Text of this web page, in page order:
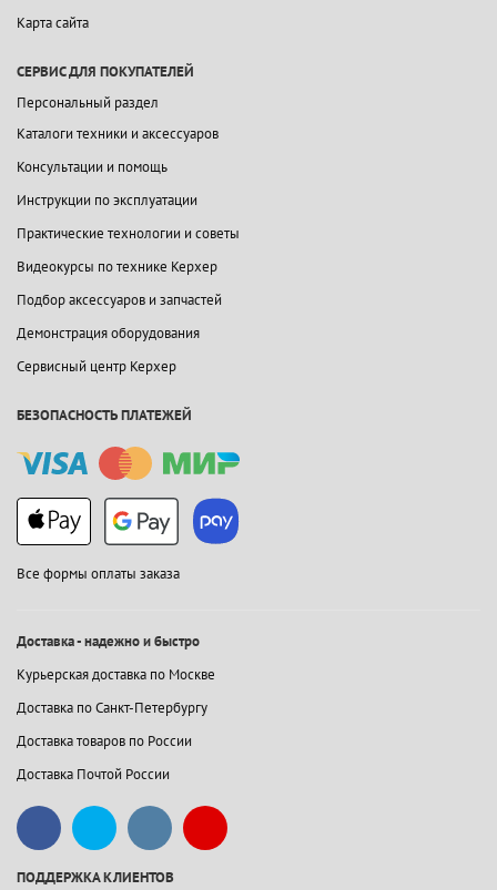
Карта сайта
СЕРВИС ДЛЯ ПОКУПАТЕЛЕЙ
Персональный раздел
Каталоги техники и аксессуаров
Консультации и помощь
Инструкции по эксплуатации
Практические технологии и советы
Видеокурсы по технике Керхер
Подбор аксессуаров и запчастей
Демонстрация оборудования
Сервисный центр Керхер
БЕЗОПАСНОСТЬ ПЛАТЕЖЕЙ
Все формы оплаты заказа
Доставка - надежно и быстро
Курьерская доставка по Москве
Доставка по Санкт-Петербургу
Доставка товаров по России
Доставка Почтой России
ПОДДЕРЖКА КЛИЕНТОВ